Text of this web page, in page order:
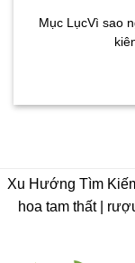
Mục LụcVì sao
Xu Hướng Tìm
hoa tam thất |